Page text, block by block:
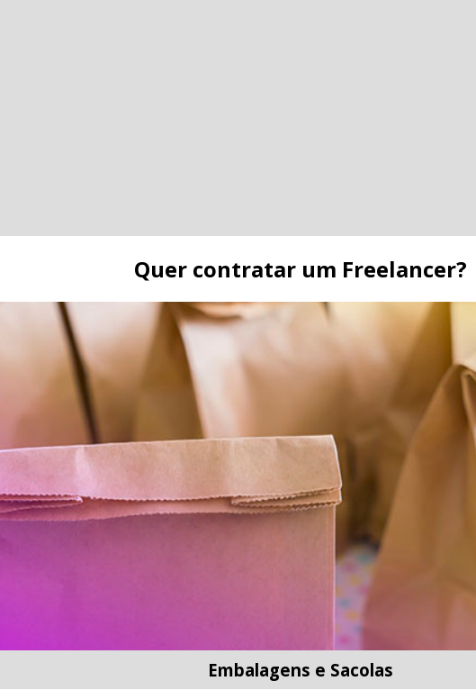
Quer contratar um Freelancer?
Embalagens e Sacolas